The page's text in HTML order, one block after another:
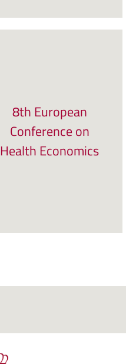
8th European
Conference on
Health Economics